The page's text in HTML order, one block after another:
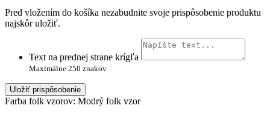
Pred vložením do košíka nezabudnite svoje prispôsobenie produktu
najskôr uložiť.
Text na prednej strane krígľa
Maximálne 250 znakov
Uložiť prispôsobenie
Farba folk vzorov: Modrý folk vzor